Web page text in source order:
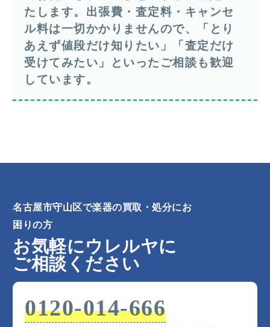
たします。出張費・査定料・キャンセ
ル料は一切かかりませんので、「とり
あえず値段だけ知りたい」「査定だけ
受けてみたい」といったご相談も歓迎
しています。
名古屋市守山区で楽器の買取・処分にお
困りの方
お気軽にウレルヤに
ご相談ください
0120-014-666